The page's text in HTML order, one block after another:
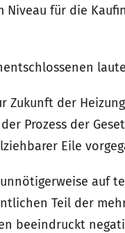
Niveau für die
Zukunft der
Prozess der
Eile
auf
Teil der
beeindruckt